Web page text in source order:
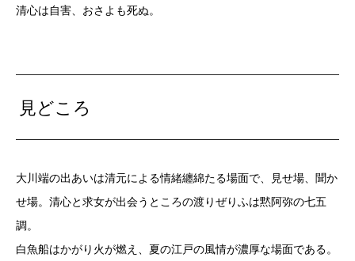
清心は自害、おさよも死ぬ。
見どころ
大川端の出あいは清元による情緒纏綿たる場面で、見せ場、聞か
せ場。清心と求女が出会うところの渡りぜりふは黙阿弥の七五
調。
白魚船はかがり火が燃え、夏の江戸の風情が濃厚な場面である。